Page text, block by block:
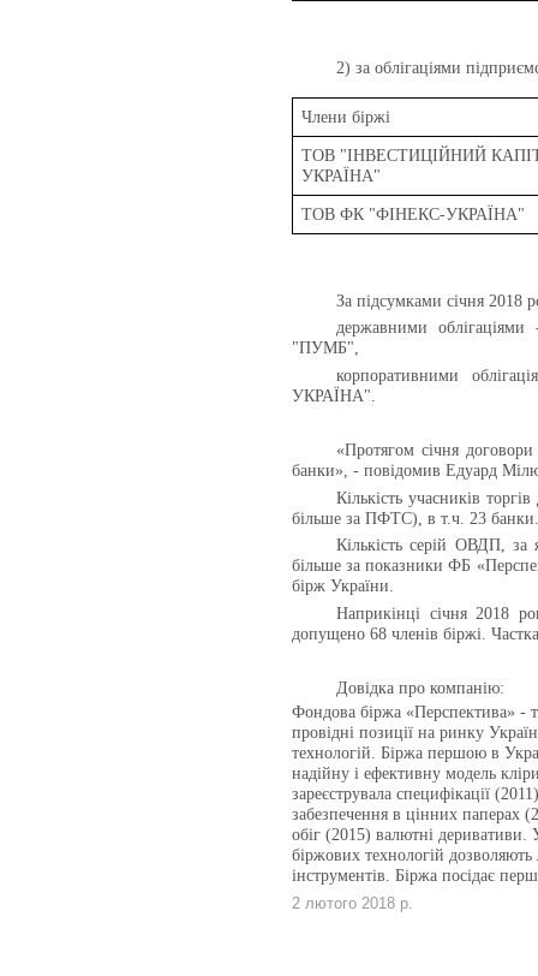
2) за облігаціями
Члени біржі
ТОВ "ІНВЕСТИЦІЙНИЙ
УКРАЇНА"
ТОВ ФК "ФІНЕКС-УКРАЇНА"
За підсумками січня 2018
державними
"ПУМБ",
корпоративними
УКРАЇНА".
«Протягом січня
банки», - повідомив Едуард
Кількість учасників
більше за ПФТС), в т.ч. 23 банки.
Кількість серій ОВДП,
більше за показники ФБ
бірж України.
Наприкінці січня 2018
допущено 68 членів біржі.
Довідка про компанію:
Фондова біржа «Перспектива» -
провідні позиції на ринку
технологій. Біржа першою в
надійну і ефективну модель
зареєструвала специфікації
забезпечення в цінних паперах
обіг (2015) валютні деривативи.
біржових технологій
інструментів. Біржа посідає
2 лютого 2018 р.